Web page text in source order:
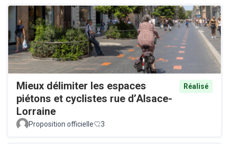
Mieux délimiter les espaces
piétons et cyclistes rue d’Alsace-
Lorraine
Réalisé
Proposition officielle 3